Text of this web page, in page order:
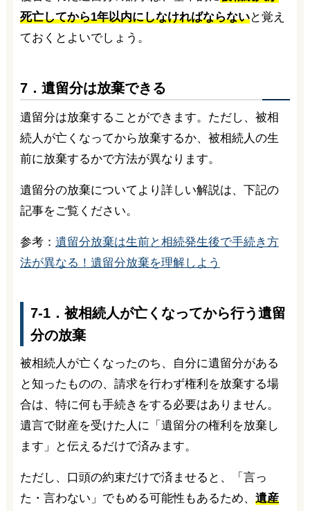
死亡してから1年以内にしなければならないと覚え
ておくとよいでしょう。
7．遺留分は放棄できる
遺留分は放棄することができます。ただし、被相
続人が亡くなってから放棄するか、被相続人の生
前に放棄するかで方法が異なります。
遺留分の放棄についてより詳しい解説は、下記の
記事をご覧ください。
参考： 遺留分放棄は生前と相続発生後で手続き方
法が異なる！遺留分放棄を理解しよう
7-1．被相続人が亡くなってから行う遺留
分の放棄
被相続人が亡くなったのち、自分に遺留分がある
と知ったものの、請求を行わず権利を放棄する場
合は、特に何も手続きをする必要はありません。
遺言で財産を受けた人に「遺留分の権利を放棄し
ます」と伝えるだけで済みます。
ただし、口頭の約束だけで済ませると、「言っ
た・言わない」でもめる可能性もあるため、 遺産